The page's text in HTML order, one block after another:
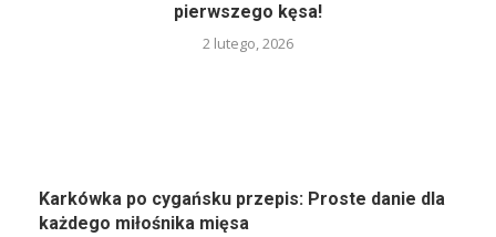
pierwszego kęsa!
2 lutego, 2026
Karkówka po cygańsku przepis: Proste danie dla
każdego miłośnika mięsa